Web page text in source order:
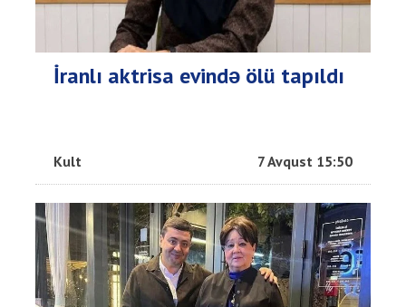
İranlı aktrisa evində ölü tapıldı
Kult 7 Avqust 15:50